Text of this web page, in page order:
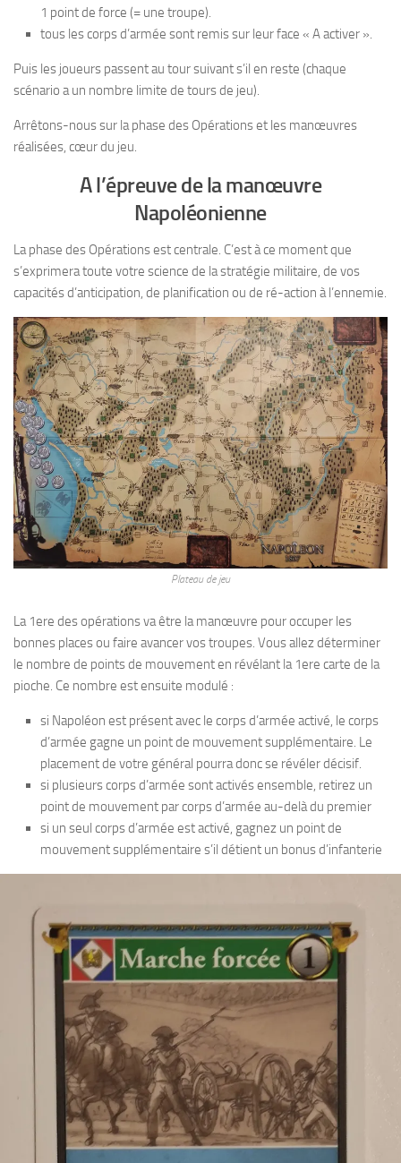
1 point de force (= une troupe).
tous les corps d’armée sont remis sur leur face « A activer ».
Puis les joueurs passent au tour suivant s’il en reste (chaque
scénario a un nombre limite de tours de jeu).
Arrêtons-nous sur la phase des Opérations et les manœuvres
réalisées, cœur du jeu.
A l’épreuve de la manœuvre
Napoléonienne
La phase des Opérations est centrale. C’est à ce moment que
s’exprimera toute votre science de la stratégie militaire, de vos
capacités d’anticipation, de planification ou de ré-action à l’ennemie.
Plateau de jeu
La 1ere des opérations va être la manœuvre pour occuper les
bonnes places ou faire avancer vos troupes. Vous allez déterminer
le nombre de points de mouvement en révélant la 1ere carte de la
pioche. Ce nombre est ensuite modulé :
si Napoléon est présent avec le corps d’armée activé, le corps
d’armée gagne un point de mouvement supplémentaire. Le
placement de votre général pourra donc se révéler décisif.
si plusieurs corps d’armée sont activés ensemble, retirez un
point de mouvement par corps d’armée au-delà du premier
si un seul corps d’armée est activé, gagnez un point de
mouvement supplémentaire s’il détient un bonus d’infanterie